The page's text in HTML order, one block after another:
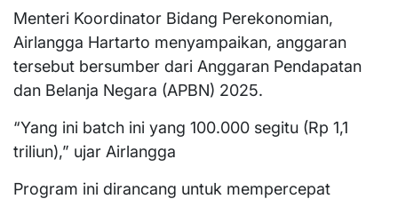
Menteri Koordinator Bidang Perekonomian,
Airlangga Hartarto menyampaikan, anggaran
tersebut bersumber dari Anggaran Pendapatan
dan Belanja Negara (APBN) 2025.
“Yang ini batch ini yang 100.000 segitu (Rp 1,1
triliun),” ujar Airlangga
Program ini dirancang untuk mempercepat